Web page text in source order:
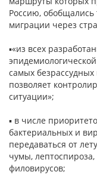
Россию,
миграции через
▪«из всех
самых безрассудных
позволяет
ситуации»;
▪ в числе
бактериальных и
передаваться от
чумы,
филовирусов;